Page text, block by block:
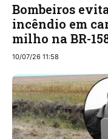
Bombeiros
incêndio em
milho na BR-
10/07/26 11:58